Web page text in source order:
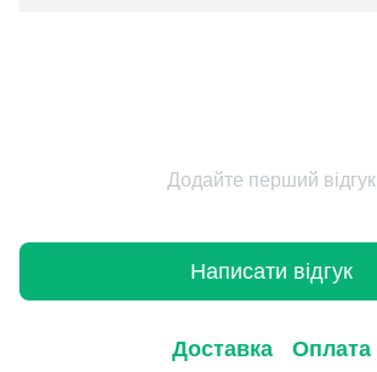
Додайте перший відгук
Написати відгук
Доставка Оплата